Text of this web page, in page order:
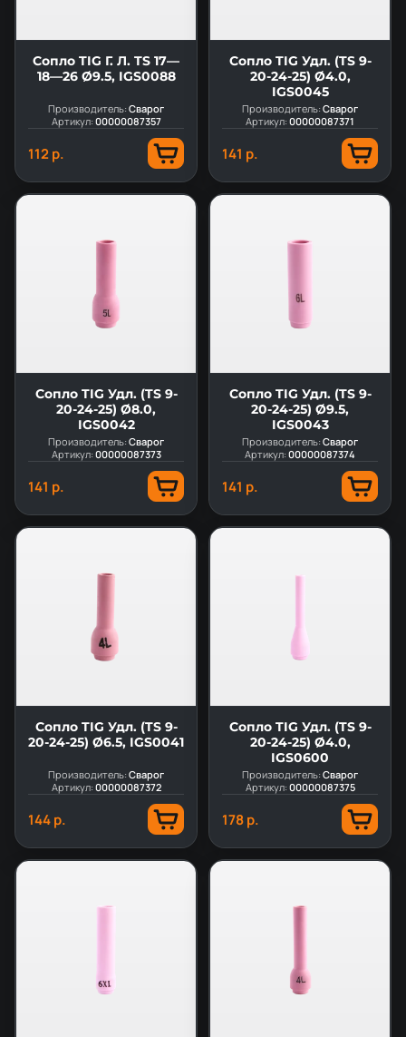
Сопло TIG Г. Л. TS 17—
18—26 Ø9.5, IGS0088
Производитель:Сварог
Артикул:00000087357
112 р.
Сопло TIG Удл. (TS 9-
20-24-25) Ø4.0,
IGS0045
Производитель:Сварог
Артикул:00000087371
141 р.
Сопло TIG Удл. (TS 9-
20-24-25) Ø8.0,
IGS0042
Производитель:Сварог
Артикул:00000087373
141 р.
Сопло TIG Удл. (TS 9-
20-24-25) Ø9.5,
IGS0043
Производитель:Сварог
Артикул:00000087374
141 р.
Сопло TIG Удл. (TS 9-
20-24-25) Ø6.5, IGS0041
Производитель:Сварог
Артикул:00000087372
144 р.
Сопло TIG Удл. (TS 9-
20-24-25) Ø4.0,
IGS0600
Производитель:Сварог
Артикул:00000087375
178 р.